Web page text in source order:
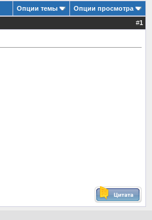
Опции темы
Опции просмотра
#1